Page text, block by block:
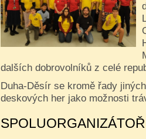
dalších dobrovolníků z celé
Duha-Děsír se kromě řady
deskových her jako možnosti